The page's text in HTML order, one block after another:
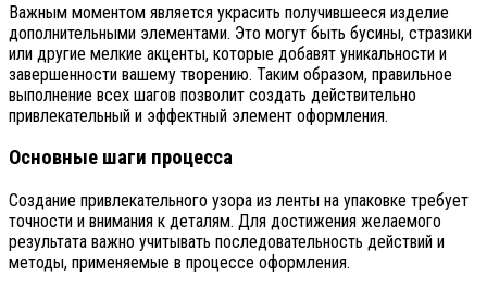
Важным моментом является украсить получившееся изделие
дополнительными элементами. Это могут быть бусины, стразики
или другие мелкие акценты, которые добавят уникальности и
завершенности вашему творению. Таким образом, правильное
выполнение всех шагов позволит создать действительно
привлекательный и эффектный элемент оформления.
Основные шаги процесса
Создание привлекательного узора из ленты на упаковке требует
точности и внимания к деталям. Для достижения желаемого
результата важно учитывать последовательность действий и
методы, применяемые в процессе оформления.